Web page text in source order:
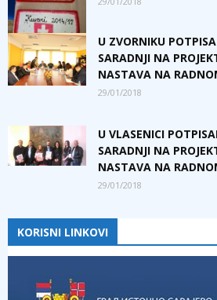
U ZVORNIKU
SARADNJI NA
NASTAVA NA
29/01/2018
U VLASENICI
SARADNJI NA
NASTAVA NA
29/01/2018
KORISNI LINKOVI